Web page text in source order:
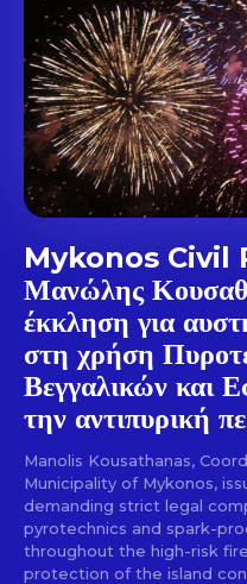
Sing
to
Mykonos Civil
Μανώλης
έκκληση για
στη χρήση
Βεγγαλικών και
την αντιπυρική
Manolis Kousathanas,
Municipality of Mykonos,
demanding strict legal
pyrotechnics and spark-
throughout the high-risk
protection of the island